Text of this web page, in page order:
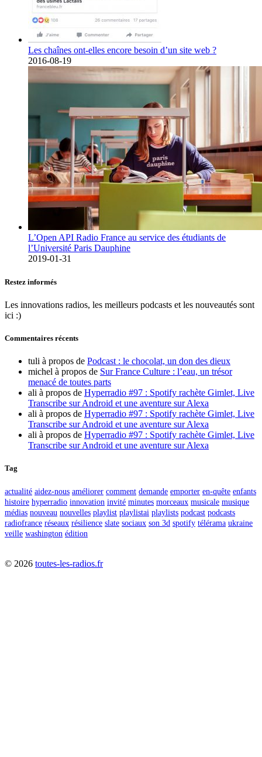
Les chaînes ont-elles encore besoin d’un site web ?
2016-08-19
L’Open API Radio France au service des étudiants de
l’Université Paris Dauphine
2019-01-31
Restez informés
Les innovations radios, les meilleurs podcasts et les nouveautés sont
ici :)
Commentaires récents
tuli à propos de Podcast : le chocolat, un don des dieux
michel à propos de Sur France Culture : l’eau, un trésor
menacé de toutes parts
ali à propos de Hyperradio #97 : Spotify rachète Gimlet, Live
Transcribe sur Android et une aventure sur Alexa
ali à propos de Hyperradio #97 : Spotify rachète Gimlet, Live
Transcribe sur Android et une aventure sur Alexa
ali à propos de Hyperradio #97 : Spotify rachète Gimlet, Live
Transcribe sur Android et une aventure sur Alexa
Tag
actualité aidez-nous améliorer comment demande emporter en-quête enfants
histoire hyperradio innovation invité minutes morceaux musicale musique
médias nouveau nouvelles playlist playlistai playlists podcast podcasts
radiofrance réseaux résilience slate sociaux son 3d spotify télérama ukraine
veille washington édition
© 2026 toutes-les-radios.fr